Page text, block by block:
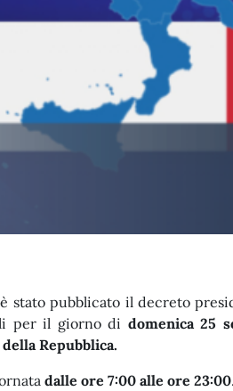
stato pubblicato il decreto
per il giorno di domenica 25
Repubblica.
dalle ore 7:00 alle ore 23:00.